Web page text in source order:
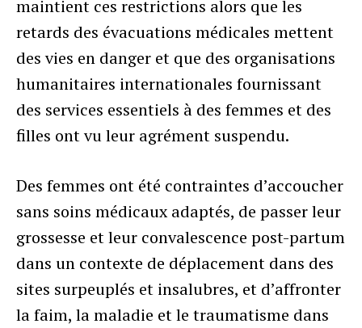
maintient ces restrictions alors que les
retards des évacuations médicales mettent
des vies en danger et que des organisations
humanitaires internationales fournissant
des services essentiels à des femmes et des
filles ont vu leur agrément suspendu.
Des femmes ont été contraintes d’accoucher
sans soins médicaux adaptés, de passer leur
grossesse et leur convalescence post-partum
dans un contexte de déplacement dans des
sites surpeuplés et insalubres, et d’affronter
la faim, la maladie et le traumatisme dans